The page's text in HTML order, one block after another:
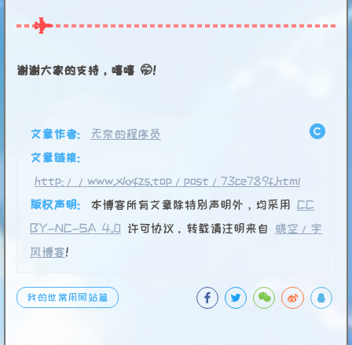
谢谢大家的支持，嘻嘻 🤭！
文章作者:
无奈的程序员
文章链接:
http://www.xkyfzs.top/post/73ce789f.html
版权声明:
本博客所有文章除特别声明外，均采用 CC
BY-NC-SA 4.0 许可协议。转载请注明来自 晓空/宇
风博客！
我的世常用网站篇